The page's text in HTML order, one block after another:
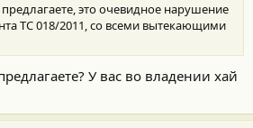
это очевидное нарушение
ТС 018/2011, со всеми вытекающими
У вас во владении хай